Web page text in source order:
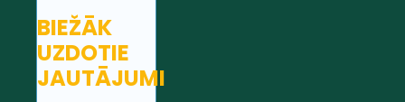
BIEŽĀK
UZDOTIE
JAUTĀJUMI